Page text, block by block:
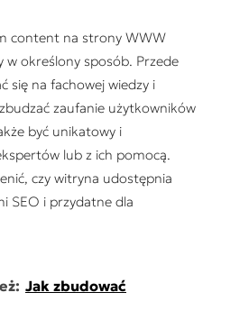
content na strony WWW
w określony sposób. Przede
się na fachowej wiedzy i
zaufanie użytkowników
być unikatowy i
lub z ich pomocą.
czy witryna udostępnia
SEO i przydatne dla
Jak zbudować